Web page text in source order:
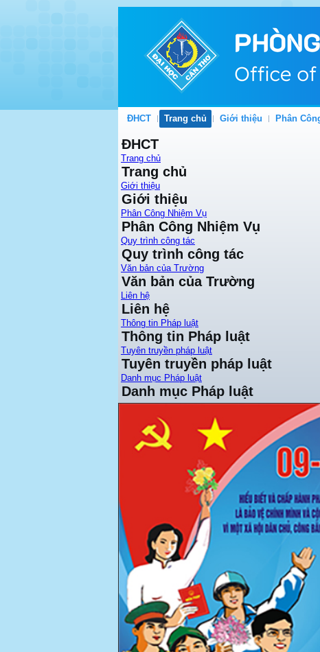
ĐHCT Trang chủ Giới thiệu Phân
ĐHCT
Trang chủ
Trang chủ
Giới thiệu
Giới thiệu
Phân Công Nhiệm Vụ
Phân Công Nhiệm Vụ
Quy trình công tác
Quy trình công tác
Văn bản của Trường
Văn bản của Trường
Liên hệ
Liên hệ
Thông tin Pháp luật
Thông tin Pháp luật
Tuyên truyền pháp luật
Tuyên truyền pháp luật
Danh mục Pháp luật
Danh mục Pháp luật